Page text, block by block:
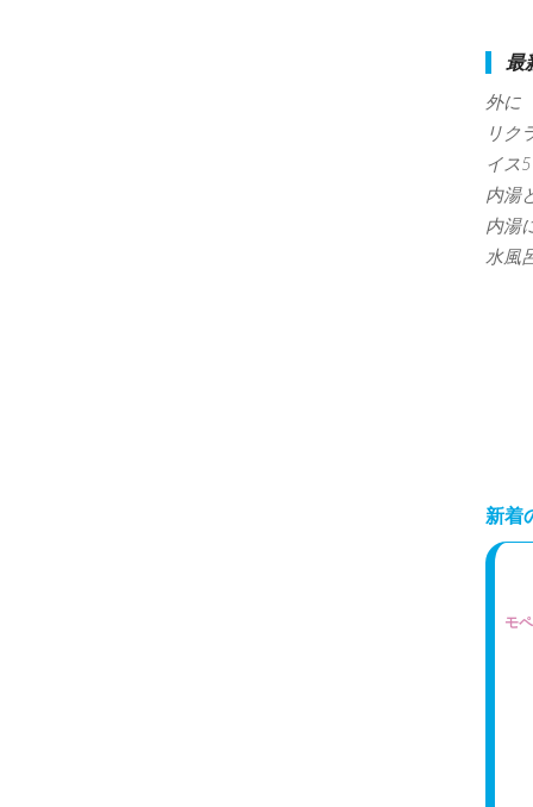
最
外に
リク
イス
内湯
内湯
水風
新着
モ